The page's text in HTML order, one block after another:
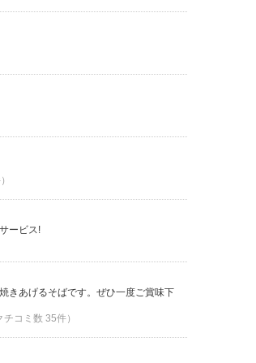
ービス!
きあげるそばです。ぜひ一度ご賞味下
コミ数 35件）